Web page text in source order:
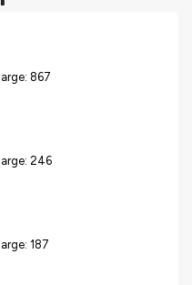
867
246
187